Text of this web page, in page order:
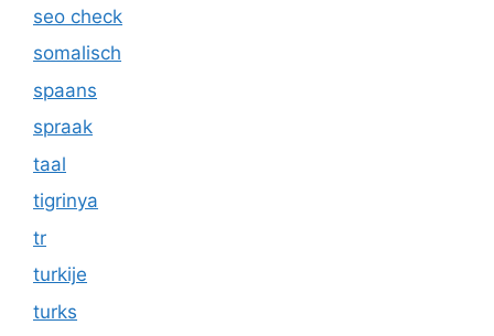
seo check
somalisch
spaans
spraak
taal
tigrinya
tr
turkije
turks